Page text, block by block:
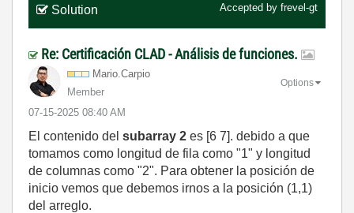
Solution Accepted by frevel-gt
Re: Certificación CLAD - Análisis de funciones.
Mario.Carpio
Member
‎07-15-2025 08:40 AM
Options
El contenido del subarray 2 es [6 7]. debido a que
tomamos como longitud de fila como "1" y longitud
de columnas como "2". Para obtener la posición de
inicio vemos que debemos irnos a la posición (1,1)
del arreglo.